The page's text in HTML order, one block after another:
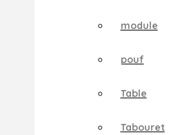
module
pouf
Table
Tabouret